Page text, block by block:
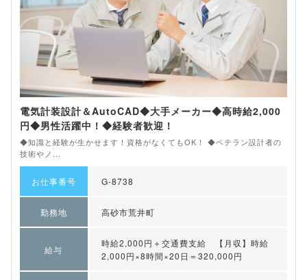
電気計装設計＆AutoCAD◆大手メーカー◆高時給2,000
円◆男性活躍中！◆経験者歓迎！
◆知識と経験が生かせます！資格がなくてもOK！ ◆ベテラン設計者の
技術やノ...
お仕事番号 G-8738
勤務地 高砂市荒井町
給与
時給2,000円＋交通費支給 【月収】時給
2,000円×8時間×20日＝320,000円